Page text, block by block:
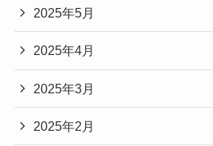
2025年5月
2025年4月
2025年3月
2025年2月